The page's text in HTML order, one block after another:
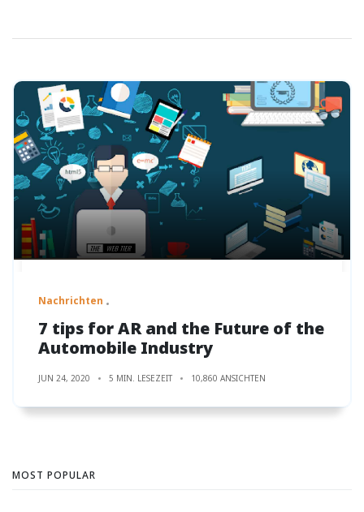
Nachrichten
7 tips for AR and the Future of the
Automobile Industry
JUN 24, 2020 5 MIN. LESEZEIT 10,860 ANSICHTEN
MOST POPULAR